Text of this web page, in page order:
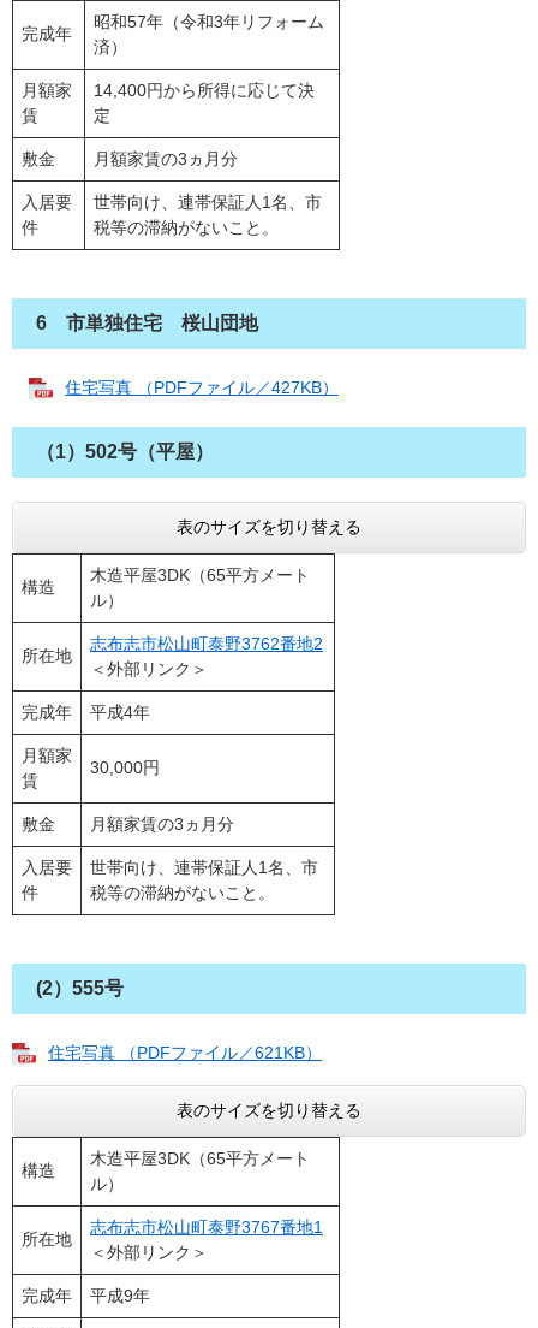
完成年
昭和57年（令和3年リフォーム
済）
月額家
賃
14,400円から所得に応じて決
定
敷金 月額家賃の3ヵ月分
入居要
件
世帯向け、連帯保証人1名、市
税等の滞納がないこと。
6 市単独住宅 桜山団地
住宅写真 （PDFファイル／427KB）
（1）502号（平屋）
表のサイズを切り替える
構造
木造平屋3DK（65平方メート
ル）
所在地
志布志市松山町泰野3762番地2
＜外部リンク＞
完成年 平成4年
月額家
賃
30,000円
敷金 月額家賃の3ヵ月分
入居要
件
世帯向け、連帯保証人1名、市
税等の滞納がないこと。
(2）555号
住宅写真 （PDFファイル／621KB）
表のサイズを切り替える
構造
木造平屋3DK（65平方メート
ル）
所在地
志布志市松山町泰野3767番地1
＜外部リンク＞
完成年 平成9年